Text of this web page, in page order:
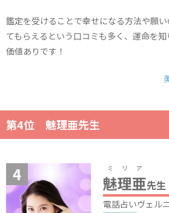
鑑定を受けることで幸せになる方法や願
てもらえるという口コミも多く、運命を
価値ありです！
第4位 魅理亜先生
魅理亜
ミリア
先生
電話占いヴェルニ